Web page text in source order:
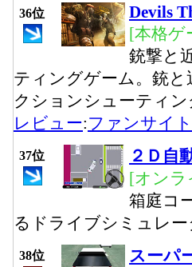
36位
Devils
[本格ゲ
銃撃と
ティングゲーム。銃
クションシューティ
レビュー:ファンサイト
37位
２Ｄ自
[オンラ
箱庭コ
るドライブシミュレー
38位
スーパ